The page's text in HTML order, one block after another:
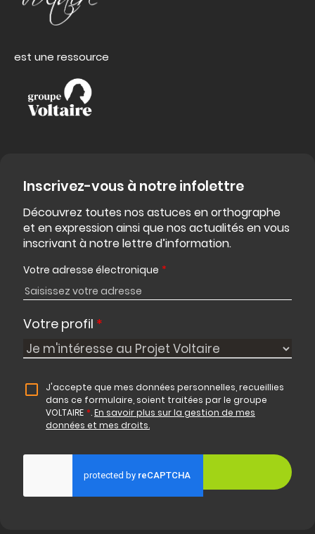
est une ressource
Inscrivez-vous à notre infolettre
Découvrez toutes nos astuces en orthographe
et en expression ainsi que nos actualités en vous
inscrivant à notre lettre d’information.
Votre adresse électronique *
Votre profil *
J'accepte que mes données personnelles, recueillies
dans ce formulaire, soient traitées par le groupe
VOLTAIRE *.En savoir plus sur la gestion de mes
données et mes droits.